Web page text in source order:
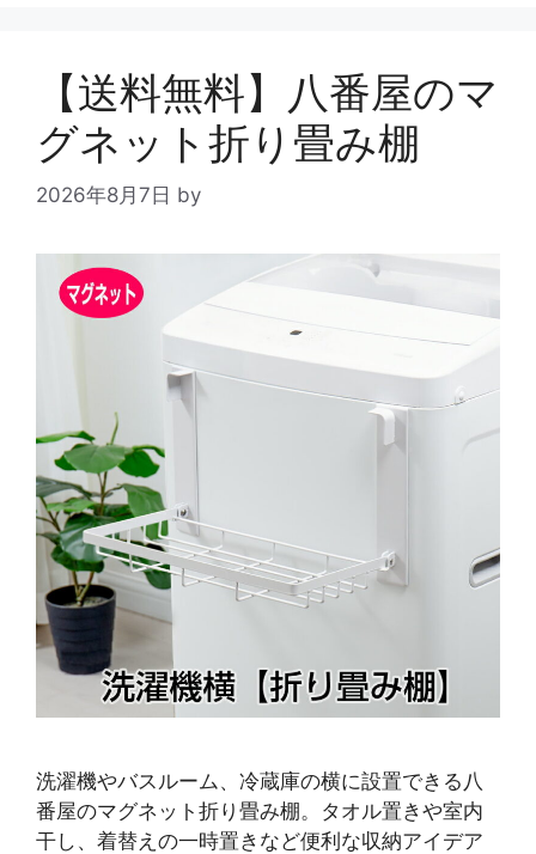
【送料無料】八番屋のマ
グネット折り畳み棚
2026年8月7日 by
洗濯機やバスルーム、冷蔵庫の横に設置できる八
番屋のマグネット折り畳み棚。タオル置きや室内
干し、着替えの一時置きなど便利な収納アイデア